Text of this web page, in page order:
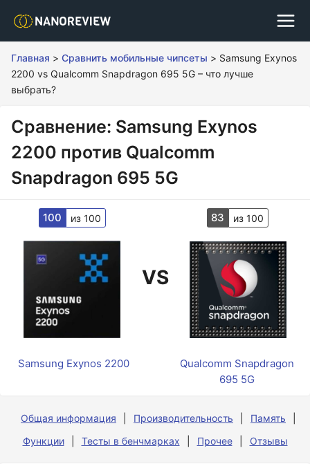
Главная > Сравнить мобильные чипсеты > Samsung Exynos
2200 vs Qualcomm Snapdragon 695 5G – что лучше
выбрать?
Сравнение: Samsung Exynos
2200 против Qualcomm
Snapdragon 695 5G
100 из 100
VS
83 из 100
Samsung Exynos 2200
Qualcomm Snapdragon
695 5G
Общая информация Производительность
Память
Функции
Тесты в бенчмарках Прочее Отзывы